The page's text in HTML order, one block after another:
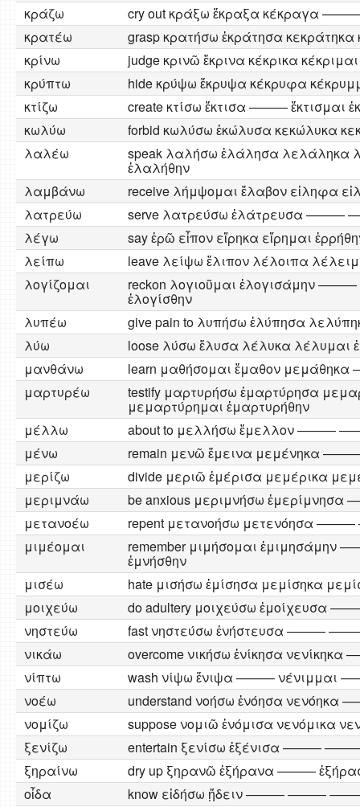
κράζω
cry out κράξω ἔκραξα κέκραγα
κρατέω
grasp κρατήσω ἐκράτησα
κρίνω
judge κρινῶ ἔκρινα κέκρικα κέκριμαι
κρύπτω
hide κρύψω ἔκρυψα κέκρυφα
κτίζω
create κτίσω ἔκτισα ——— ἔκτισμαι
κωλύω
forbid κωλύσω ἐκώλυσα κεκώλυκα
λαλέω
speak λαλήσω ἐλάλησα λελάληκα
ἐλαλήθην
λαμβάνω
receive λήμψομαι ἔλαβον εἰληφα
λατρεύω
serve λατρεύσω ἐλάτρευσα
λέγω
say ἐρῶ εἶπον εἴρηκα εἴρημαι
λείπω
leave λείψω ἔλιπον λέλοιπα
λογίζομαι
reckon λογιοῦμαι ἐλογισάμην ———
ἐλογίσθην
λυπέω
give pain to λυπήσω ἐλύπησα
λύω
loose λύσω ἔλυσα λέλυκα λέλυμαι
μανθάνω
learn μαθήσομαι ἔμαθον
μαρτυρέω
testify μαρτυρήσω ἐμαρτύρησα
μεμαρτύρημαι ἐμαρτυρήθην
μέλλω
about to μελλήσω ἔμελλον
μένω
remain μενῶ ἔμεινα μεμένηκα
μερίζω
divide μεριῶ ἐμέρισα μεμέρικα
μεριμνάω
be anxious μεριμνήσω
μετανοέω
repent μετανοήσω μετενόησα
μιμέομαι
remember μιμήσομαι ἐμιμησάμην
ἐμνήσθην
μισέω
hate μισήσω ἐμίσησα μεμίσηκα
μοιχεύω
do adultery μοιχεύσω ἐμοίχευσα
νηστεύω
fast νηστεύσω ἐνήστευσα ———
νικάω
overcome νικήσω ἐνίκησα νενίκηκα
νίπτω
wash νίψω ἔνιψα ——— νένιμμαι
νοέω
understand νοήσω ἐνόησα
νομίζω
suppose νομιῶ ἐνόμισα νενόμικα
ξενίζω
entertain ξενίσω ἐξένισα ——— ———
ξηραίνω
dry up ξηρανῶ ἐξήρανα ———
οἶδα
know εἰδήσω ᾔδειν ——— ———